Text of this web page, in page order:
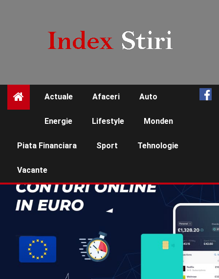
Actuale Afaceri Auto
Energie Lifestyle Monden
Piata Financiara Sport Tehnologie
Vacante